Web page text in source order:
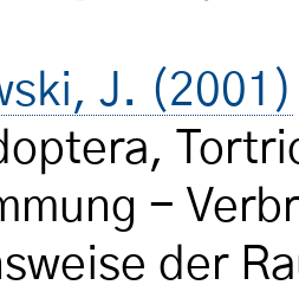
J. (2001)
-
der